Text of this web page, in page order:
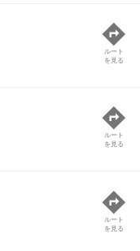
ルート
を見る
ルート
を見る
ルート
を見る